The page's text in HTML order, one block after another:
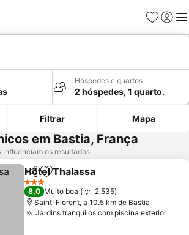
Favoritos
Iniciar
Hóspedes e quartos
2 hóspedes, 1 quarto.
Filtrar Mapa
em Bastia, França
influenciam os resultados
PartilharAdicionar aos favoritos
Hôtel Thalassa
3 Estrelas
8,0 Muito boa
2.535
Saint-Florent, a 10.5 km de Bastia
Jardins tranquilos com piscina exteriorVer